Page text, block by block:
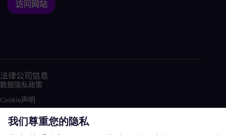
访问网站
法律公司信息
数据隐私政策
Cookie声明
使用条款